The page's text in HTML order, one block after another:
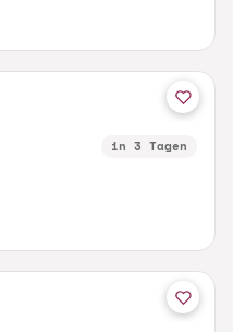
in 3 Tagen